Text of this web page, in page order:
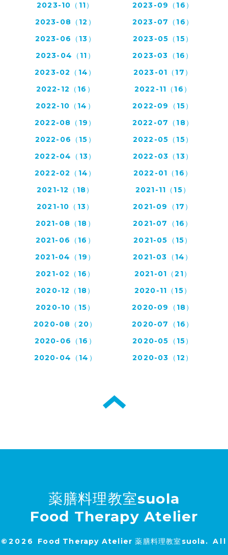
2023-10（11）
2023-09（16）
2023-08（12）
2023-07（16）
2023-06（13）
2023-05（15）
2023-04（11）
2023-03（16）
2023-02（14）
2023-01（17）
2022-12（16）
2022-11（16）
2022-10（14）
2022-09（15）
2022-08（19）
2022-07（18）
2022-06（15）
2022-05（15）
2022-04（13）
2022-03（13）
2022-02（14）
2022-01（16）
2021-12（18）
2021-11（15）
2021-10（13）
2021-09（17）
2021-08（18）
2021-07（16）
2021-06（16）
2021-05（15）
2021-04（19）
2021-03（14）
2021-02（16）
2021-01（21）
2020-12（18）
2020-11（15）
2020-10（15）
2020-09（18）
2020-08（20）
2020-07（16）
2020-06（16）
2020-05（15）
2020-04（14）
2020-03（12）
薬膳料理教室suola
Food Therapy Atelier
©2026 Food Therapy Atelier 薬膳料理教室suola. All